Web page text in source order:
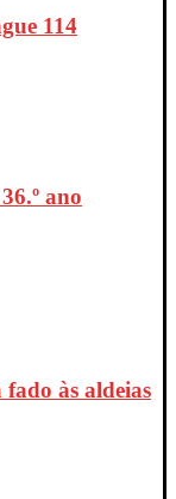
114
ano
às aldeias